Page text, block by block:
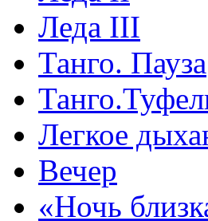
Леда III
Танго. Пауза
Легкое
Вечер
«Ночь